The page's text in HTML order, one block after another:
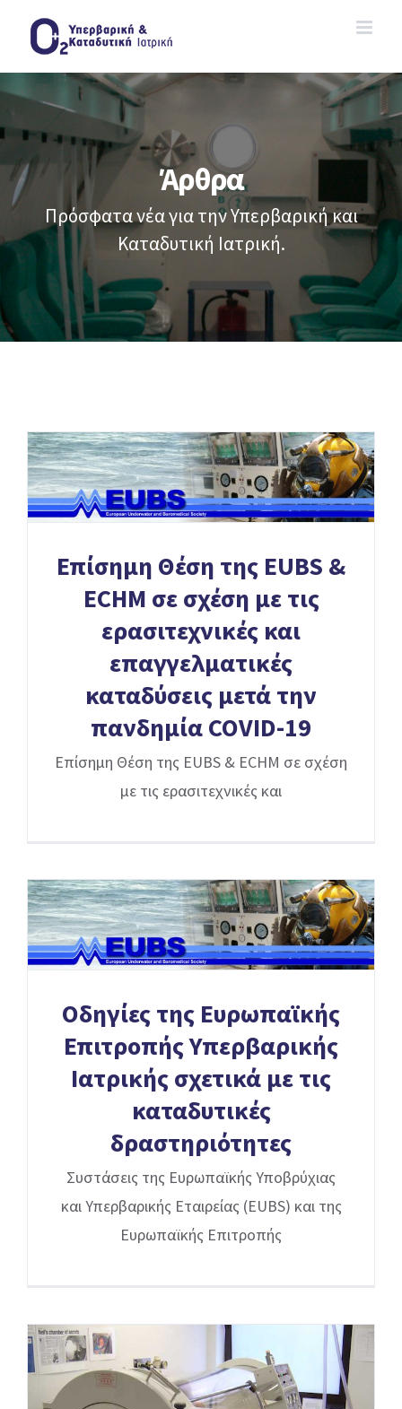
content
Άρθρα
Πρόσφατα νέα για την Υπερβαρική και
Καταδυτική Ιατρική.
Επίσημη Θέση της EUBS &
ECHM σε σχέση με τις
ερασιτεχνικές και
επαγγελματικές
καταδύσεις μετά την
πανδημία COVID-19
Επίσημη Θέση της EUBS & ECHM σε σχέση
με τις ερασιτεχνικές και
Οδηγίες της Ευρωπαϊκής
Επιτροπής Υπερβαρικής
Ιατρικής σχετικά με τις
καταδυτικές
δραστηριότητες
Συστάσεις της Ευρωπαϊκής Υποβρύχιας
και Υπερβαρικής Εταιρείας (EUBS) και της
Ευρωπαϊκής Επιτροπής